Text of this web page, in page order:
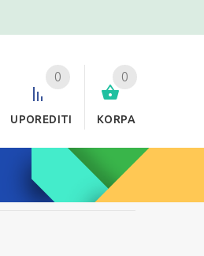
0
KORPA
0
UPOREDITI